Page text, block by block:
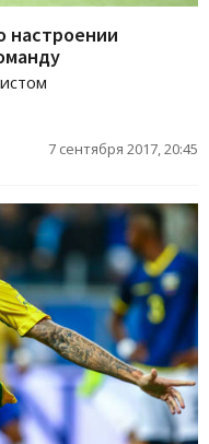
настроении
7 сентября 2017, 20:45